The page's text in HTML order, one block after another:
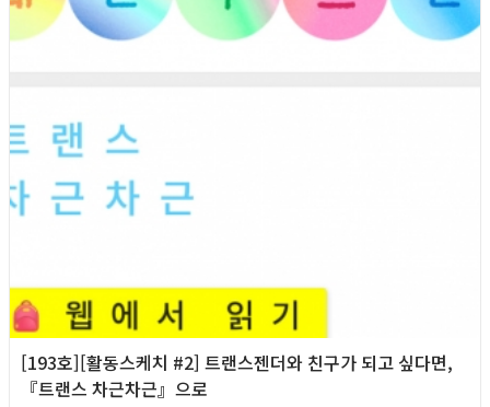
[193호][활동스케치 #2] 트랜스젠더와 친구가 되고 싶다면,
『트랜스 차근차근』으로